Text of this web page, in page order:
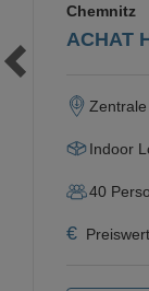
ACHAT
Chemnitz
Indoor
40
€ Preiswert